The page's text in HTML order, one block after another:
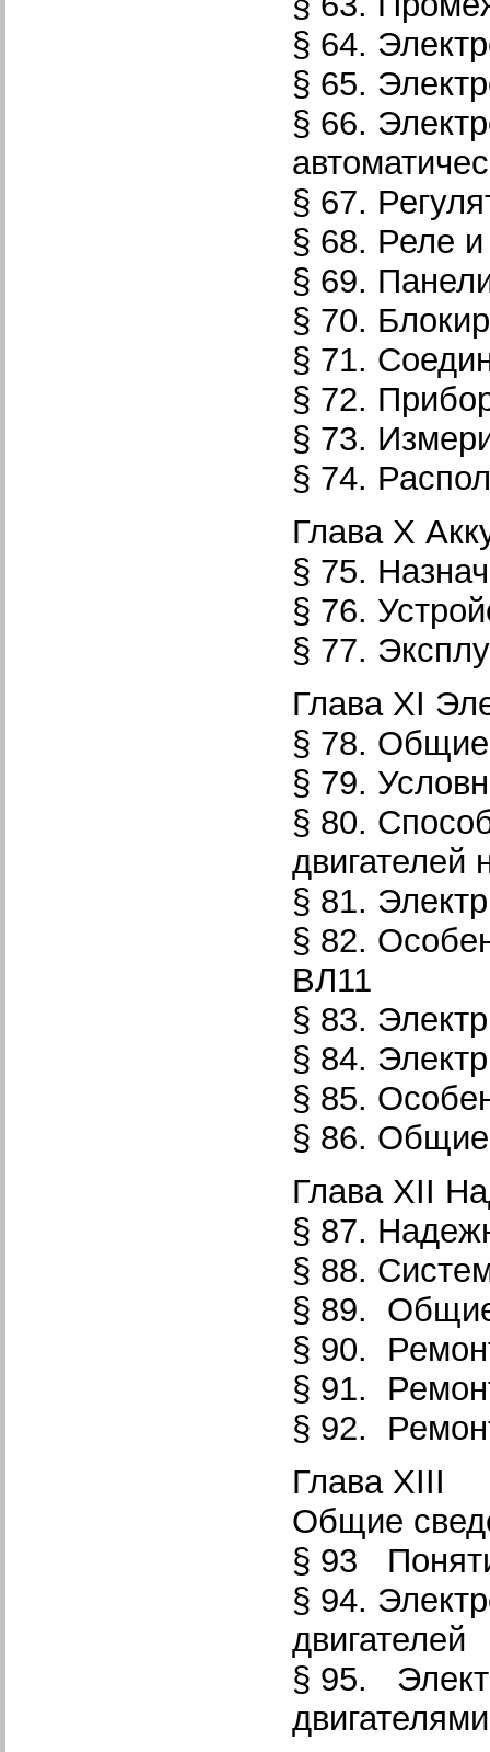
§ 64.
§ 65.
§ 66.
§ 67.
§ 68. Реле
§ 69.
§ 70.
§ 71.
§ 72.
§ 73.
§ 74.
Глава X
§ 75.
§ 76.
§ 77.
Глава XI
§ 78. Общие
§ 79.
§ 80.
двигателей
§ 81.
§ 82.
ВЛ11
§ 83.
§ 84.
§ 85.
§ 86. Общие
Глава XII
§ 87.
§ 88.
§ 89. Общие
§ 90.
§ 91.
§ 92.
Глава XIII
Общие
§ 93
§ 94.
двигателей
§ 95.